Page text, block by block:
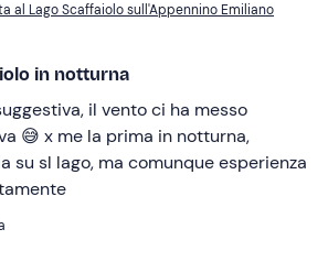
al Lago Scaffaiolo sull'Appennino Emiliano
in notturna
il vento ci ha messo
😅 x me la prima in notturna,
su sl lago, ma comunque esperienza